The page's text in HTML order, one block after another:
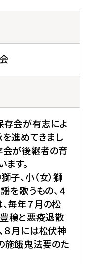
存会が有志によ
進めてきまし
会が後継者の育
す。
子、小（女）獅
を歌うもの、４
毎年７月の松
穣と悪疫退散
８月には松伏神
施餓鬼法要のた